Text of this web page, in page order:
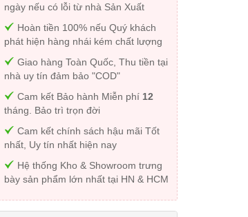
ngày nếu có lỗi từ nhà Sản Xuất
Hoàn tiền 100% nếu Quý khách
phát hiện hàng nhái kém chất lượng
Giao hàng Toàn Quốc, Thu tiền tại
nhà uy tín đảm bảo "COD"
Cam kết Bảo hành Miễn phí 12
tháng. Bảo trì trọn đời
Cam kết chính sách hậu mãi Tốt
nhất, Uy tín nhất hiện nay
Hệ thống Kho & Showroom trưng
bày sản phẩm lớn nhất tại HN & HCM